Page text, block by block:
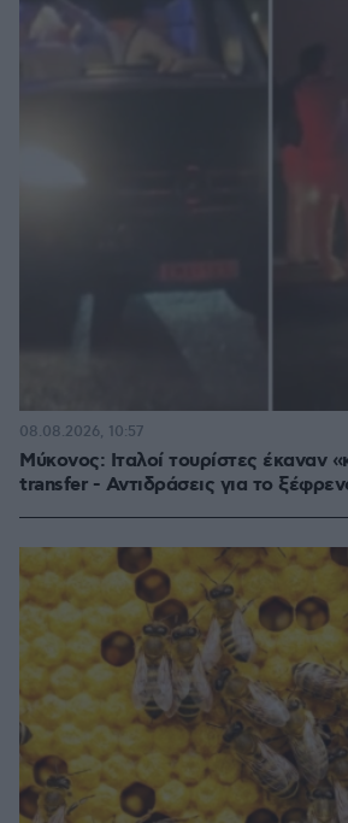
Μύκονος: Ιταλοί τουρίστες έκαναν
transfer - Αντιδράσεις για το
08.08.2026, 10:57